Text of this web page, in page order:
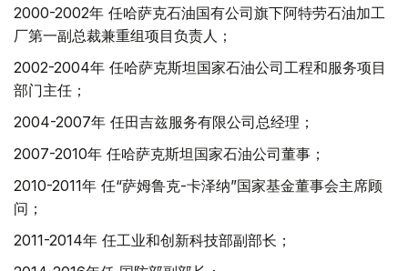
2000-2002年 任哈萨克石油国有公司旗下阿特劳石油加工
厂第一副总裁兼重组项目负责人；
2002-2004年 任哈萨克斯坦国家石油公司工程和服务项目
部门主任；
2004-2007年 任田吉兹服务有限公司总经理；
2007-2010年 任哈萨克斯坦国家石油公司董事；
2010-2011年 任“萨姆鲁克-卡泽纳”国家基金董事会主席顾
问；
2011-2014年 任工业和创新科技部副部长；